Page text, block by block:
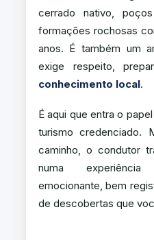
cerrado nativo,
formações rochosas
anos. É também um
exige respeito,
conhecimento local.
É aqui que entra o
turismo credenciado.
caminho, o condutor
numa experiência
emocionante, bem
de descobertas que